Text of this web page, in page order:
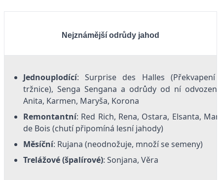
Nejznámější odrůdy jahod
Jednouplodící: Surprise des Halles
tržnice), Senga Sengana a odrůdy od ní
Anita, Karmen, Maryša, ­Korona
Remontantní: Red Rich, Rena, Ostara, Elsanta,
de Bois (chutí připomíná lesní jahody)
Měsíční: Rujana ­(neodnožuje, množí se ­semeny)
Trelážové (špalírové): Sonjana, Věra